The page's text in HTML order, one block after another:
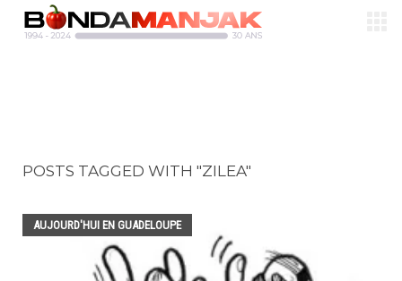
POSTS TAGGED WITH "ZILEA"
AUJOURD'HUI EN GUADELOUPE